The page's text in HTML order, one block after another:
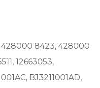
8423, 428000
12663053,
BJ3211001AD,